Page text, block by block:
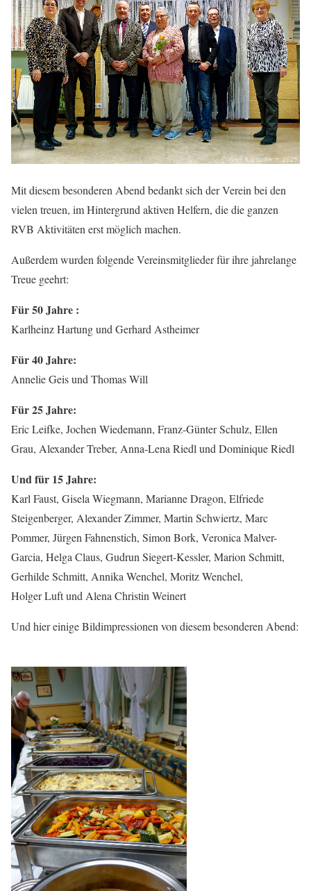
Mit diesem besonderen Abend bedankt sich der Verein bei den
vielen treuen, im Hintergrund aktiven Helfern, die die ganzen
RVB Aktivitäten erst möglich machen.
Außerdem wurden folgende Vereinsmitglieder für ihre jahrelange
Treue geehrt:
Für 50 Jahre :
Karlheinz Hartung und Gerhard Astheimer
Für 40 Jahre:
Annelie Geis und Thomas Will
Für 25 Jahre:
Eric Leifke, Jochen Wiedemann, Franz-Günter Schulz, Ellen
Grau, Alexander Treber, Anna-Lena Riedl und Dominique Riedl
Und für 15 Jahre:
Karl Faust, Gisela Wiegmann, Marianne Dragon, Elfriede
Steigenberger, Alexander Zimmer, Martin Schwiertz, Marc
Pommer, Jürgen Fahnenstich, Simon Bork, Veronica Malver-
Garcia, Helga Claus, Gudrun Siegert-Kessler, Marion Schmitt,
Gerhilde Schmitt, Annika Wenchel, Moritz Wenchel,
Holger Luft und Alena Christin Weinert
Und hier einige Bildimpressionen von diesem besonderen Abend: